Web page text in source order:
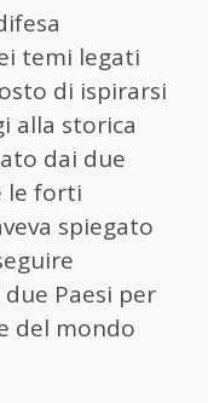
temi legati
di ispirarsi
alla storica
dai due
le forti
spiegato
due Paesi per
del mondo